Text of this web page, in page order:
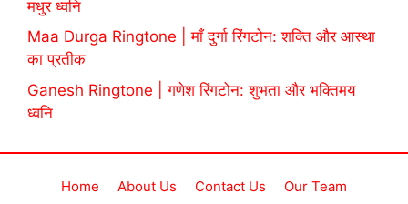
मधुर ध्वनि
Maa Durga Ringtone | माँ दुर्गा रिंगटोन: शक्ति और आस्था
का प्रतीक
Ganesh Ringtone | गणेश रिंगटोन: शुभता और भक्तिमय
ध्वनि
Home About Us Contact Us Our Team